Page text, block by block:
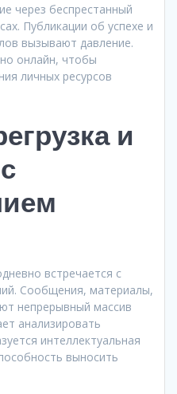
через беспрестанный
Публикации об успехе и
вызывают давление.
онлайн, чтобы
личных ресурсов
и
встречается с
Сообщения, материалы,
непрерывный массив
анализировать
интеллектуальная
выносить